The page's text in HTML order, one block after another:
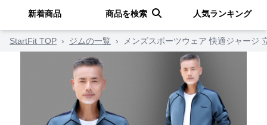
新着商品 商品を検索 人気ランキング
StartFit TOP › ジムの一覧 › メンズスポーツウェア 快適ジャージ